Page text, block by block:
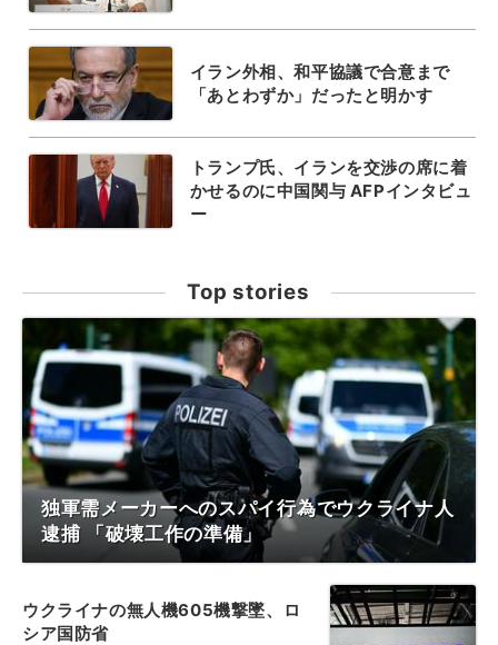
イラン外相、和平協議で合意まで
「あとわずか」だったと明かす
トランプ氏、イランを交渉の席に着
かせるのに中国関与 AFPインタビュ
ー
Top stories
独軍需メーカーへのスパイ行為でウクライナ人
逮捕 「破壊工作の準備」
ウクライナの無人機605機撃墜、ロ
シア国防省